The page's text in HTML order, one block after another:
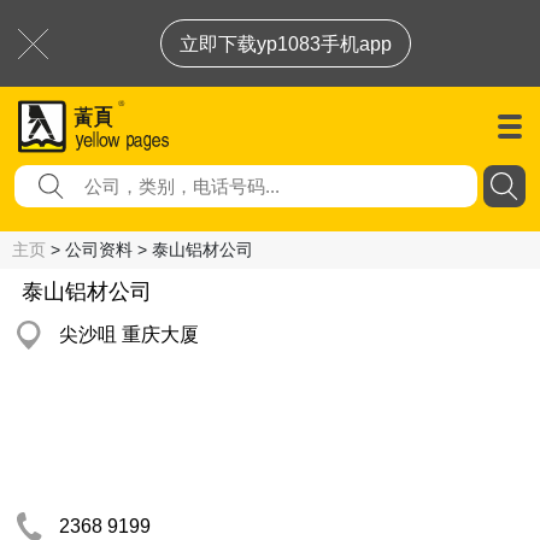
立即下载yp1083手机app
主页 > 公司资料 > 泰山铝材公司
泰山铝材公司
尖沙咀 重庆大厦
2368 9199